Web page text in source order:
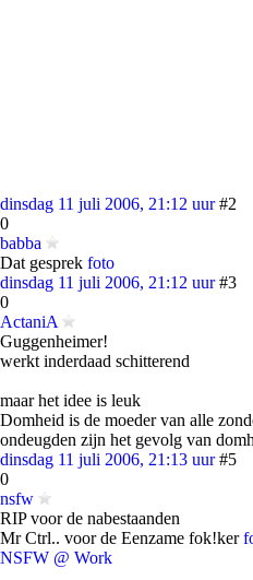
dinsdag 11 juli 2006, 21:12 uur #2
0
babba
Dat gesprek foto
dinsdag 11 juli 2006, 21:12 uur #3
0
ActaniA
Guggenheimer!
werkt inderdaad schitterend
maar het idee is leuk
Domheid is de moeder van alle
ondeugden zijn het gevolg van
dinsdag 11 juli 2006, 21:13 uur #5
0
nsfw
RIP voor de nabestaanden
Mr Ctrl.. voor de Eenzame fok!ker
NSFW @ Work